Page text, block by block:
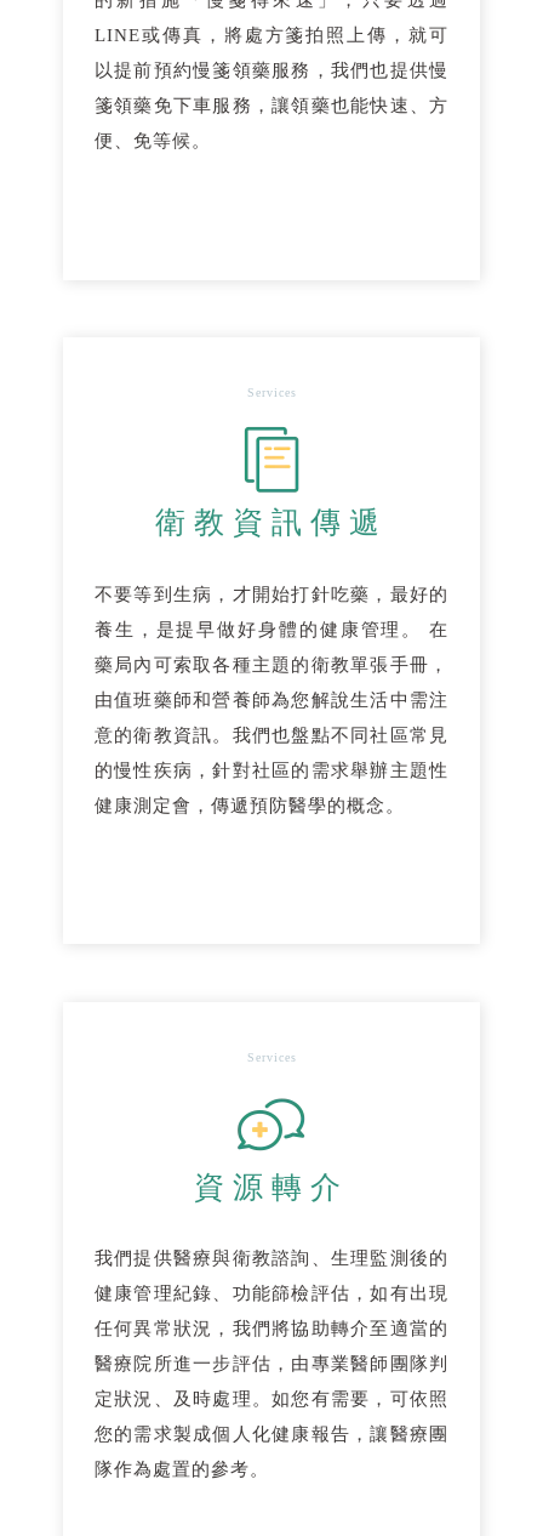
LINE或傳真，將處方箋拍照上傳，就可
以提前預約慢箋領藥服務，我們也提供慢
箋領藥免下車服務，讓領藥也能快速、方
便、免等候。
Services
衛教資訊傳遞
不要等到生病，才開始打針吃藥，最好的
養生，是提早做好身體的健康管理。 在
藥局內可索取各種主題的衛教單張手冊，
由值班藥師和營養師為您解說生活中需注
意的衛教資訊。我們也盤點不同社區常見
的慢性疾病，針對社區的需求舉辦主題性
健康測定會，傳遞預防醫學的概念。
Services
資源轉介
我們提供醫療與衛教諮詢、生理監測後的
健康管理紀錄、功能篩檢評估，如有出現
任何異常狀況，我們將協助轉介至適當的
醫療院所進一步評估，由專業醫師團隊判
定狀況、及時處理。如您有需要，可依照
您的需求製成個人化健康報告，讓醫療團
隊作為處置的參考。